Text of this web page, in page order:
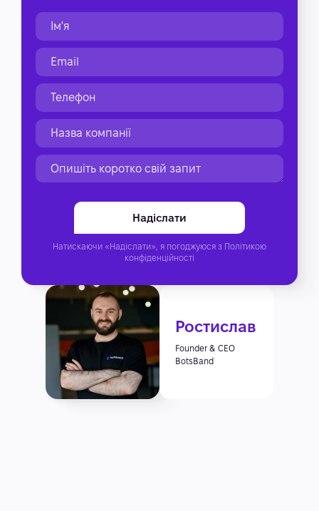
Ростислав
Founder & CEO
BotsBand
Натискаючи «Надіслати», я погоджуюся з Політикою
конфіденційності